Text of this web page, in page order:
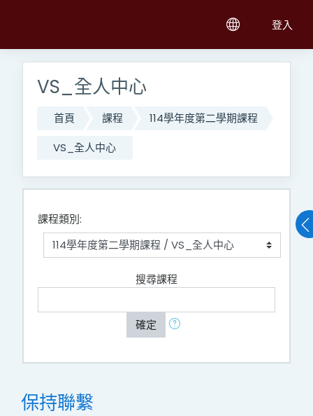
登入
VS_全人中心
首頁 課程
114學年度第二學期課程
VS_全人中心
課程類別:
搜尋課程
確定
保持聯繫